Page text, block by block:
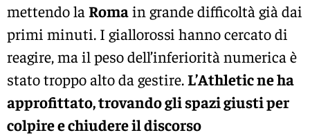
mettendo la Roma in grande difficoltà già dai
primi minuti. I giallorossi hanno cercato di
reagire, ma il peso dell’inferiorità numerica è
stato troppo alto da gestire. L’Athletic ne ha
approfittato, trovando gli spazi giusti per
colpire e chiudere il discorso